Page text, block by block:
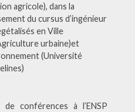
agricole), dans la
du cursus d’ingénieur
en Ville
urbaine)et
(Université
conférences à l’ENSP